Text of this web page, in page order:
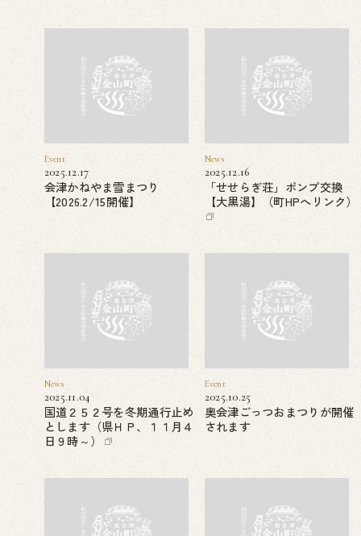
Event
2025.12.17
会津かねやま雪まつり
【2026.2/15開催】
News
2025.12.16
「せせらぎ荘」ポンプ交換
【大黒湯】（町HPへリンク）
News
2025.11.04
国道２５２号を冬期通行止め
とします（県ＨＰ、１１月４
日９時～）
Event
2025.10.25
奥会津ごっつおまつりが開催
されます